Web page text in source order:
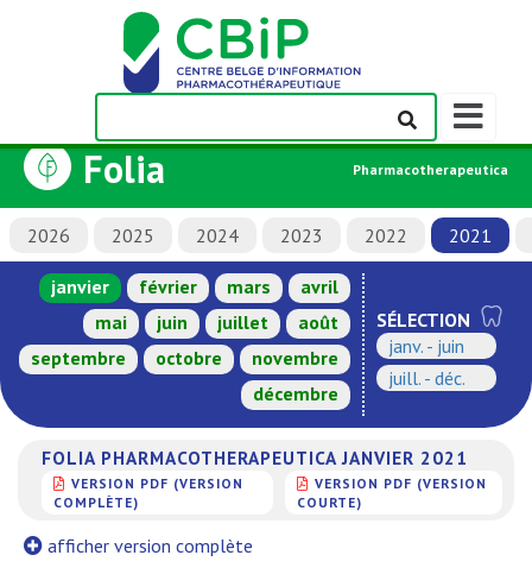
Afficher/
la
de
navigation
Folia Pharmacotherapeutica
2026 2025 2024 2023 2022 2021
janvier février mars
avril
mai
juin juillet
août
septembre
octobre
novembre
décembre
SÉLECTION
janv. - juin
juill. - déc.
FOLIA PHARMACOTHERAPEUTICA JANVIER 2021
VERSION PDF (VERSION
COMPLÈTE)
VERSION PDF (VERSION
COURTE)
afficher version complète